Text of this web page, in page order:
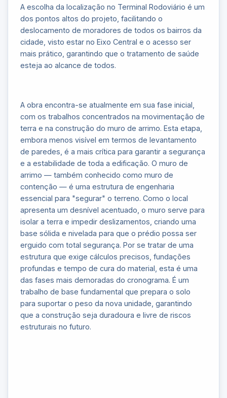
A escolha da localização no Terminal Rodoviário é um
dos pontos altos do projeto, facilitando o
deslocamento de moradores de todos os bairros da
cidade, visto estar no Eixo Central e o acesso ser
mais prático, garantindo que o tratamento de saúde
esteja ao alcance de todos.
A obra encontra-se atualmente em sua fase inicial,
com os trabalhos concentrados na movimentação de
terra e na construção do muro de arrimo. Esta etapa,
embora menos visível em termos de levantamento
de paredes, é a mais crítica para garantir a segurança
e a estabilidade de toda a edificação. O muro de
arrimo — também conhecido como muro de
contenção — é uma estrutura de engenharia
essencial para "segurar" o terreno. Como o local
apresenta um desnível acentuado, o muro serve para
isolar a terra e impedir deslizamentos, criando uma
base sólida e nivelada para que o prédio possa ser
erguido com total segurança. Por se tratar de uma
estrutura que exige cálculos precisos, fundações
profundas e tempo de cura do material, esta é uma
das fases mais demoradas do cronograma. É um
trabalho de base fundamental que prepara o solo
para suportar o peso da nova unidade, garantindo
que a construção seja duradoura e livre de riscos
estruturais no futuro.